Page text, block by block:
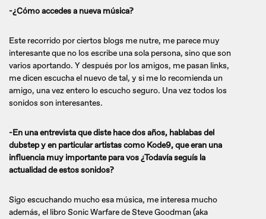
-¿Cómo accedes a nueva música?
Este recorrido por ciertos blogs me nutre, me parece muy
interesante que no los escribe una sola persona, sino que son
varios aportando. Y después por los amigos, me pasan links,
me dicen escucha el nuevo de tal, y si me lo recomienda un
amigo, una vez entero lo escucho seguro. Una vez todos los
sonidos son interesantes.
-En una entrevista que diste hace dos años, hablabas del
dubstep y en particular artistas como Kode9, que eran una
influencia muy importante para vos ¿Todavía seguís la
actualidad de estos sonidos?
Sigo escuchando mucho esa música, me interesa mucho
además, el libro Sonic Warfare de Steve Goodman (aka